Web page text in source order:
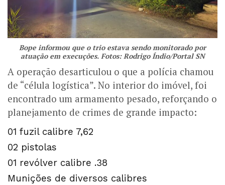
Bope informou que o trio estava sendo monitorado por
atuação em execuções. Fotos: Rodrigo Índio/Portal SN
A operação desarticulou o que a polícia chamou
de “célula logística”. No interior do imóvel, foi
encontrado um armamento pesado, reforçando o
planejamento de crimes de grande impacto:
01 fuzil calibre 7,62
02 pistolas
01 revólver calibre .38
Munições de diversos calibres